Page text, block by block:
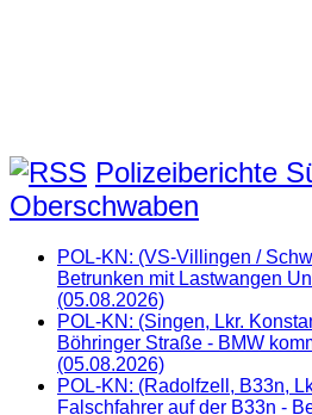
Polizeiberichte
Oberschwaben
POL-KN: (VS-Villingen /
Betrunken mit Lastwangen
(05.08.2026)
POL-KN: (Singen, Lkr.
Böhringer Straße - BMW
(05.08.2026)
POL-KN: (Radolfzell, B33n,
Falschfahrer auf der B33n -